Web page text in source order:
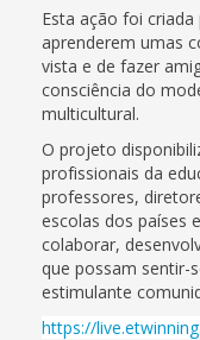
Esta ação foi
aprenderem umas
vista e de fazer
consciência do
multicultural.
O projeto
profissionais da
professores,
escolas dos países
colaborar,
que possam sentir-
estimulante
https://